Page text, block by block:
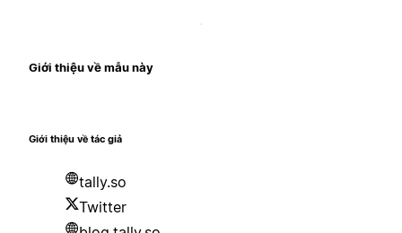
Giới thiệu về mẫu này
Giới thiệu về tác giả
tally.so
Twitter